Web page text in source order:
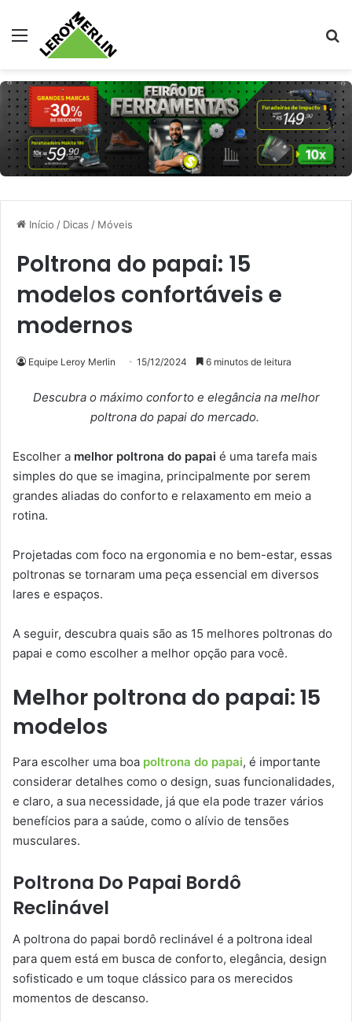
Menu
Início / Dicas / Móveis
Poltrona do papai: 15
modelos confortáveis e
modernos
Equipe Leroy Merlin 15/12/2024 6 minutos de leitura
Descubra o máximo conforto e elegância na melhor
poltrona do papai do mercado.
Escolher a melhor poltrona do papai é uma tarefa mais
simples do que se imagina, principalmente por serem
grandes aliadas do conforto e relaxamento em meio a
rotina.
Projetadas com foco na ergonomia e no bem-estar, essas
poltronas se tornaram uma peça essencial em diversos
lares e espaços.
A seguir, descubra quais são as 15 melhores poltronas do
papai e como escolher a melhor opção para você.
Melhor poltrona do papai: 15
modelos
Para escolher uma boa poltrona do papai, é importante
considerar detalhes como o design, suas funcionalidades,
e claro, a sua necessidade, já que ela pode trazer vários
benefícios para a saúde, como o alívio de tensões
musculares.
Poltrona Do Papai Bordô
Reclinável
A poltrona do papai bordô reclinável é a poltrona ideal
para quem está em busca de conforto, elegância, design
sofisticado e um toque clássico para os merecidos
momentos de descanso.